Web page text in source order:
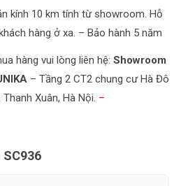
kính 10 km tính từ showroom. Hỗ
hàng ở xa. – Bảo hành 5 năm
hàng vui lòng liên hệ: Showroom
– Tầng 2 CT2 chung cư Hà Đô
Xuân, Hà Nội. –